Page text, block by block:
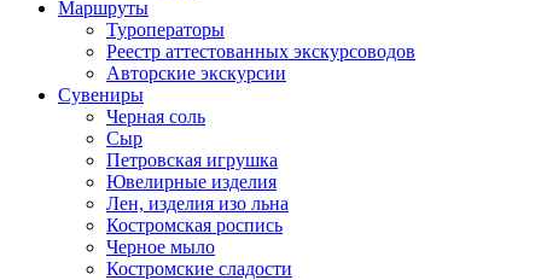
Маршруты
Туроператоры
Реестр аттестованных экскурсоводов
Авторские экскурсии
Сувениры
Черная соль
Сыр
Петровская игрушка
Ювелирные изделия
Лен, изделия изо льна
Костромская роспись
Черное мыло
Костромские сладости